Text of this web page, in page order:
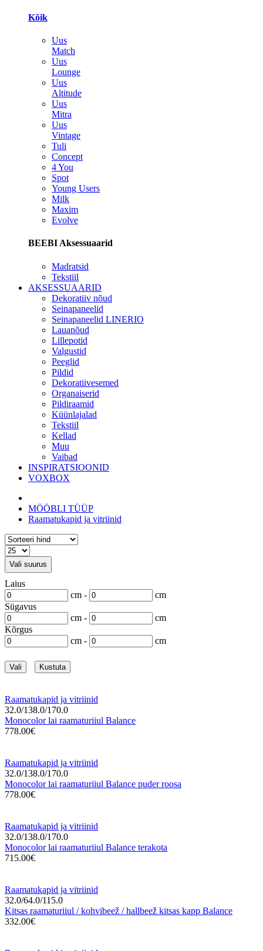
Kõik
Uus
Match
Uus
Lounge
Uus
Altitude
Uus
Mitra
Uus
Vintage
Tuli
Concept
4 You
Spot
Young Users
Milk
Maxim
Evolve
BEEBI Aksessuaarid
Madratsid
Tekstiil
AKSESSUAARID
Dekoratiiv nõud
Seinapaneelid
Seinapaneelid LINERIO
Lauanõud
Lillepotid
Valgustid
Peeglid
Pildid
Dekoratiivesemed
Organaiserid
Pildiraamid
Küünlajalad
Tekstiil
Kellad
Muu
Vaibad
INSPIRATSIOONID
VOXBOX
MÖÖBLI TÜÜP
Raamatukapid ja vitriinid
Vali suurus
Laius
cm -
cm
Sügavus
cm -
cm
Kõrgus
cm -
cm
Vali Kustuta
Raamatukapid ja vitriinid
32.0/138.0/170.0
Monocolor lai raamaturiiul Balance
778.00€
Raamatukapid ja vitriinid
32.0/138.0/170.0
Monocolor lai raamaturiiul Balance puder roosa
778.00€
Raamatukapid ja vitriinid
32.0/138.0/170.0
Monocolor lai raamaturiiul Balance terakota
715.00€
Raamatukapid ja vitriinid
32.0/64.0/115.0
Kitsas raamaturiiul / kohvibeež / hallbeež kitsas kapp Balance
332.00€